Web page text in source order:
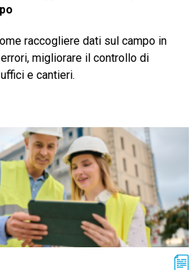
raccogliere dati sul campo in
migliorare il controllo di
e cantieri.